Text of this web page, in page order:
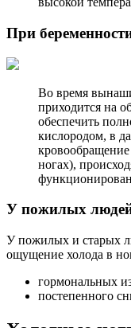
При
Во время
приходится на
обеспечить
кислородом, в
кровообращение
ногах),
У пожилых
У пожилых и старых
ощущение холода в
гормональных
постепенного